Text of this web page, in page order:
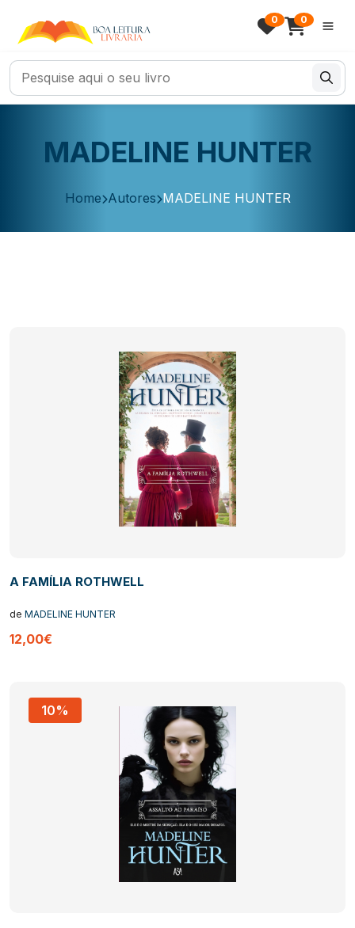
0 0
MADELINE HUNTER
Home Autores MADELINE HUNTER
A FAMÍLIA ROTHWELL
de MADELINE HUNTER
12,00€
10%